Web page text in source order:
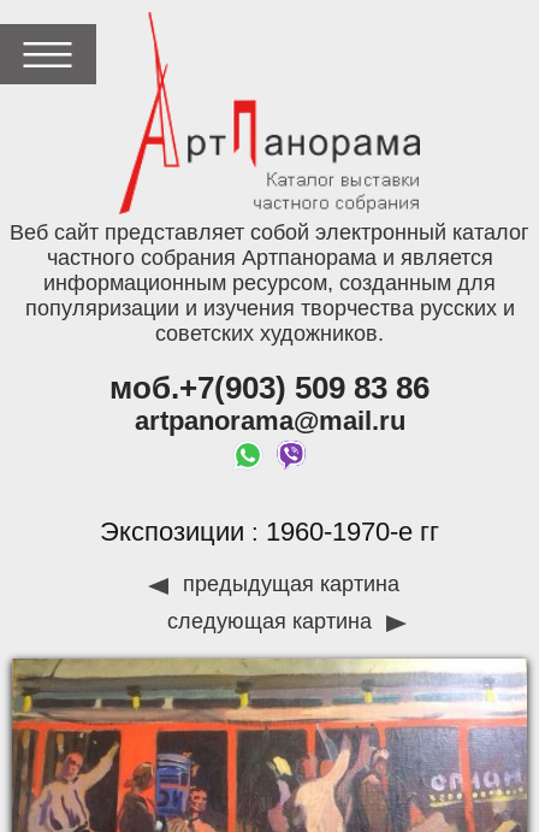
Веб сайт представляет собой электронный каталог
частного собрания Артпанорама и является
информационным ресурсом, созданным для
популяризации и изучения творчества русских и
советских художников.
моб.+7(903) 509 83 86
artpanorama@mail.ru
Экспозиции : 1960-1970-е гг
предыдущая картина
следующая картина